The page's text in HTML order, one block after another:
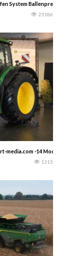
System Ballenpressen
23186
media.com -14 Modelle von
1315